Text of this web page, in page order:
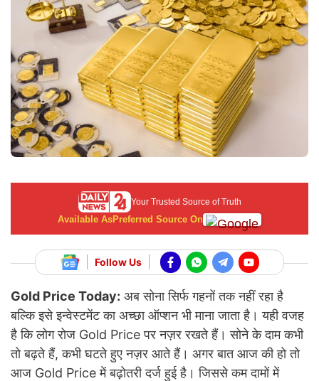
Your Trusted Source of Truth
Available AsPreferred Source On
Follow Us
Gold Price Today: अब सोना सिर्फ गहनों तक नहीं रहा है
बल्कि इसे इन्वेस्टमेंट का अच्छा ऑप्शन भी माना जाता है। यही वजह
है कि लोग रोज Gold Price पर नज़र रखते हैं। सोने के दाम कभी
तो बढ़ते हैं, कभी घटते हुए नज़र आते हैं। अगर बात आज की हो तो
आज Gold Price में बढ़ोतरी दर्ज हुई है। जिससे कम दामों में